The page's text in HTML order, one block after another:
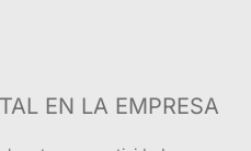
EN LA EMPRESA